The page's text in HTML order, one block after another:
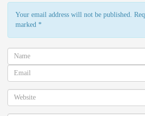
Your email address will not be published.
marked *